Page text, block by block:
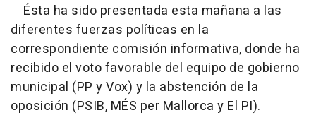
Ésta ha sido presentada esta mañana a las
diferentes fuerzas políticas en la
correspondiente comisión informativa, donde ha
recibido el voto favorable del equipo de gobierno
municipal (PP y Vox) y la abstención de la
oposición (PSIB, MÉS per Mallorca y El PI).